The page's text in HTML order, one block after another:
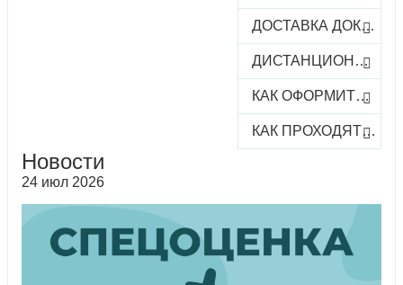
ДОСТАВКА ДОКУМЕНТОВ
ДИСТАНЦИОННОЕ ОБУЧЕНИЕ
КАК ОФОРМИТЬ ЗАКАЗ КУРСА
КАК ПРОХОДЯТ ОНЛАЙН-КУРСЫ
Новости
24 июл 2026